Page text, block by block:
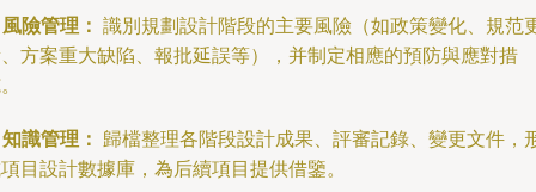
險管理： 識別規劃設計階段的主要風險（如政策變化、規范
方案重大缺陷、報批延誤等），并制定相應的預防與應對措
識管理：
歸檔整理各階段設計成果、評審記錄、變更文件，
目設計數據庫，為后續項目提供借鑒。